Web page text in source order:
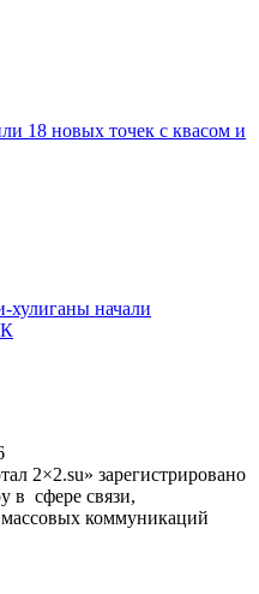
18 новых точек с квасом и
хулиганы начали
2×2.su» зарегистрировано
в сфере связи,
коммуникаций